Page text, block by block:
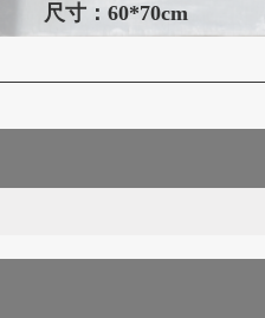
尺寸：60*70cm